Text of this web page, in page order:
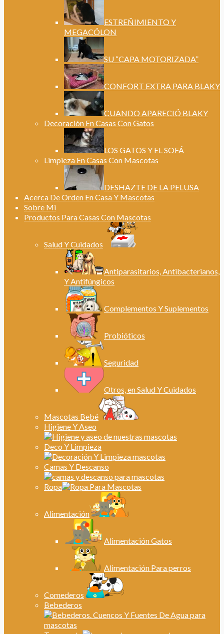
ESTREÑIMIENTO Y
MEGACÓLON
SU “CAPA MOTORIZADA”
CONFORT EXTRA PARA BLAKY
CUANDO APARECIÓ BLAKY
Decoración En Casas Con Gatos
LOS GATOS Y EL SOFÁ
Limpieza En Casas Con Mascotas
DESHAZTE DE LA PELUSA
Acerca De Orden En Casa Y Mascotas
Sobre Mi
Productos Para Casas Con Mascotas
Salud Y Cuidados
Antiparasitarios, Antibacterianos,
Y Antifúngicos
Complementos Y Suplementos
Probióticos
Seguridad
Otros, en Salud Y Cuidados
Mascotas Bebé
Higiene Y Aseo
Deco Y Limpieza
Camas Y Descanso
Ropa
Alimentación
Alimentación Gatos
Alimentación Para perros
Comederos
Bebederos